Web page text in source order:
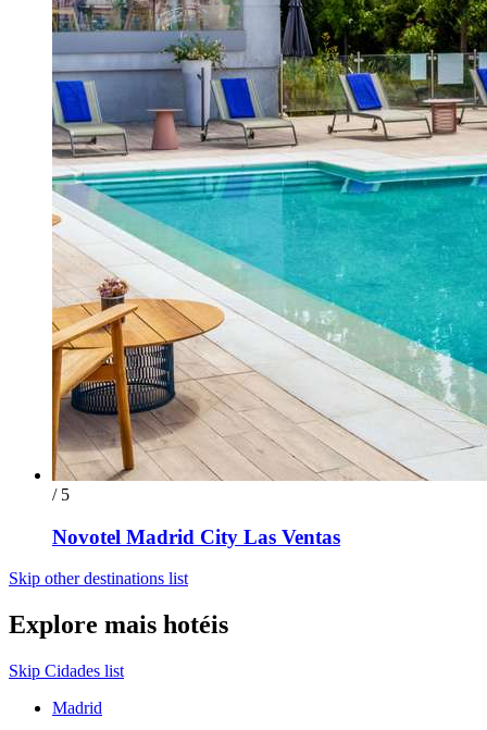
/ 5
Novotel Madrid City Las Ventas
Skip other destinations list
Explore mais hotéis
Skip Cidades list
Madrid